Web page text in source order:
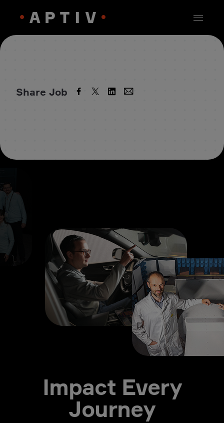
Share Job
Impact Every
Journey